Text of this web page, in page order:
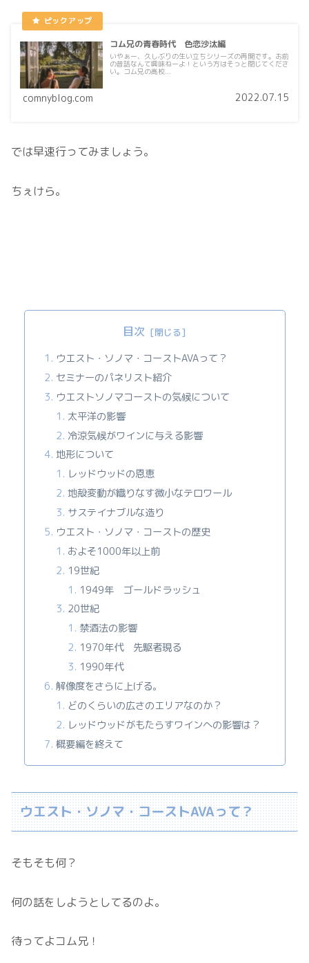
コム兄の青春時代 色恋沙汰編
いやぁー、久しぶりの生い立ちシリーズの再開です。お前
の昔話なんて興味ねーよ！という方はそっと閉じてくださ
い。コム兄の高校...
comnyblog.com 2022.07.15
では早速行ってみましょう。
ちぇけら。
目次
ウエスト・ソノマ・コーストAVAって？
セミナーのパネリスト紹介
ウエストソノマコーストの気候について
太平洋の影響
冷涼気候がワインに与える影響
地形について
レッドウッドの恩恵
地殻変動が織りなす微小なテロワール
サステイナブルな造り
ウエスト・ソノマ・コーストの歴史
およそ1000年以上前
19世紀
1949年 ゴールドラッシュ
20世紀
禁酒法の影響
1970年代 先駆者現る
1990年代
解像度をさらに上げる。
どのくらいの広さのエリアなのか？
レッドウッドがもたらすワインへの影響は？
概要編を終えて
ウエスト・ソノマ・コーストAVAって？
そもそも何？
何の話をしようとしてるのよ。
待ってよコム兄！